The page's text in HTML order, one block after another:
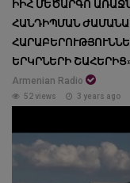
ԻԻՀ ՄԵԾԱՐԳՈ
ՀԱՆԴԻՊՄԱՆ ԺԱՄԱՆԱԿ
ԿՐՆԵՐԻ ՇԱՀԵՐԻՑ»
Armenian Radio
52 views 3 years ago